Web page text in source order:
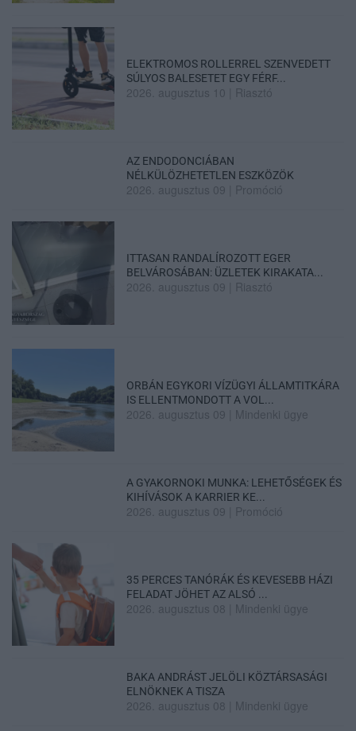
ELEKTROMOS ROLLERREL SZENVEDETT
SÚLYOS BALESETET EGY FÉRF...
2026. augusztus 10 Riasztó
AZ ENDODONCIÁBAN
NÉLKÜLÖZHETETLEN ESZKÖZÖK
2026. augusztus 09 Promóció
ITTASAN RANDALÍROZOTT EGER
BELVÁROSÁBAN: ÜZLETEK KIRAKATA...
2026. augusztus 09 Riasztó
ORBÁN EGYKORI VÍZÜGYI ÁLLAMTITKÁRA
IS ELLENTMONDOTT A VOL...
2026. augusztus 09 Mindenki ügye
A GYAKORNOKI MUNKA: LEHETŐSÉGEK ÉS
KIHÍVÁSOK A KARRIER KE...
2026. augusztus 09 Promóció
35 PERCES TANÓRÁK ÉS KEVESEBB HÁZI
FELADAT JÖHET AZ ALSÓ ...
2026. augusztus 08 Mindenki ügye
BAKA ANDRÁST JELÖLI KÖZTÁRSASÁGI
ELNÖKNEK A TISZA
2026. augusztus 08 Mindenki ügye